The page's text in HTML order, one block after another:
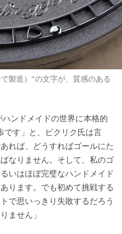
製造）”の文字が、質感のある
ンドメイドの世界に本格的
です」と、ピクリク氏は言
れば、どうすればゴールにた
なりません。そして、私のゴ
いはほぼ完璧なハンドメイド
ります。でも初めて挑戦する
で思いっきり失敗するだろう
ません」